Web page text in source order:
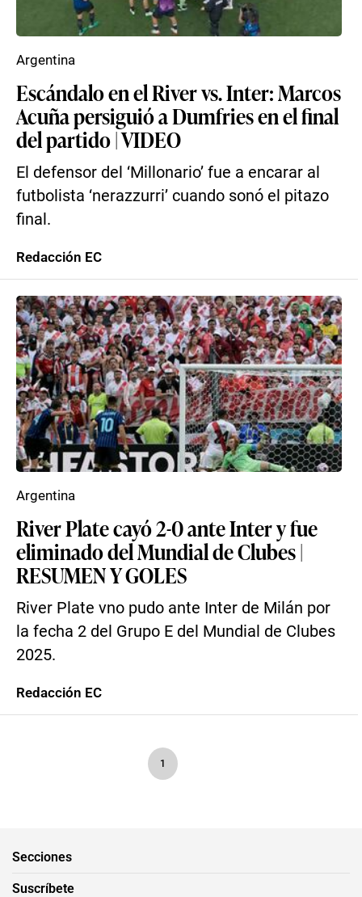
Escándalo en el River vs. Inter: Marcos
Acuña persiguió a Dumfries en el final
del partido | VIDEO
El defensor del ‘Millonario’ fue a encarar al
futbolista ‘nerazzurri’ cuando sonó el pitazo
final.
Argentina
Redacción EC
River Plate cayó 2-0 ante Inter y fue
eliminado del Mundial de Clubes |
RESUMEN Y GOLES
River Plate vno pudo ante Inter de Milán por
la fecha 2 del Grupo E del Mundial de Clubes
2025.
Argentina
Redacción EC
1
Secciones
Suscríbete